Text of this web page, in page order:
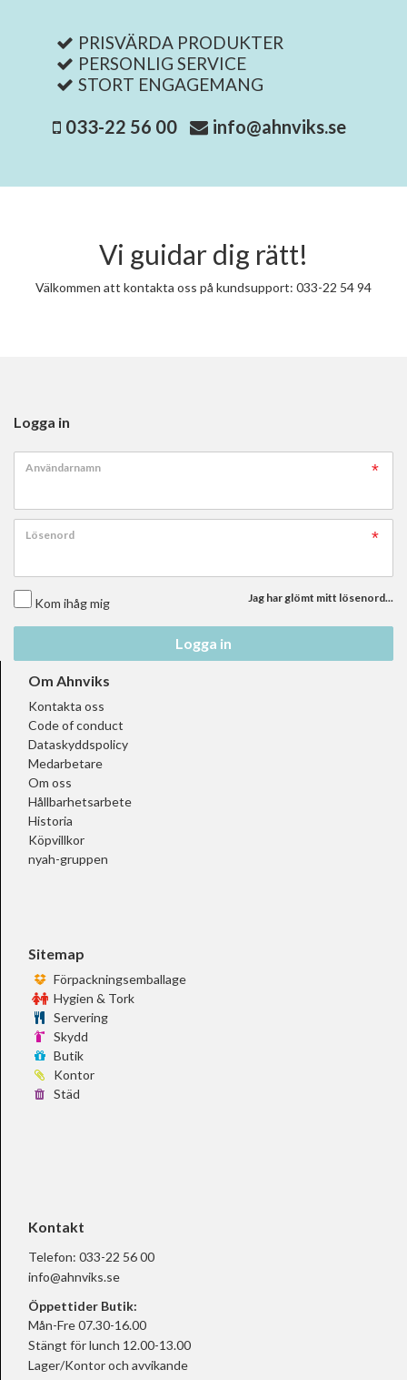
PRISVÄRDA PRODUKTER
PERSONLIG SERVICE
STORT ENGAGEMANG
033-22 56 00 info@ahnviks.se
Vi guidar dig rätt!
Välkommen att kontakta oss på kundsupport: 033-22 54 94
Logga in
Användarnamn
Lösenord
Kom ihåg mig Jag har glömt mitt lösenord...
Logga in
Om Ahnviks
Kontakta oss
Code of conduct
Dataskyddspolicy
Medarbetare
Om oss
Hållbarhetsarbete
Historia
Köpvillkor
nyah-gruppen
Sitemap
Förpackningsemballage
Hygien & Tork
Servering
Skydd
Butik
Kontor
Städ
Kontakt
Telefon: 033-22 56 00
info@ahnviks.se
Öppettider Butik:
Mån-Fre 07.30-16.00
Stängt för lunch 12.00-13.00
Lager/Kontor och avvikande